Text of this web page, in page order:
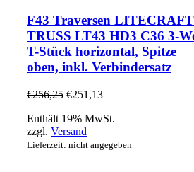
F43 Traversen LITECRAFT
TRUSS LT43 HD3 C36 3-
T-Stück horizontal, Spitze
oben, inkl. Verbindersatz
€256,25 €251,13
Enthält 19% MwSt.
zzgl. Versand
Lieferzeit: nicht angegeben